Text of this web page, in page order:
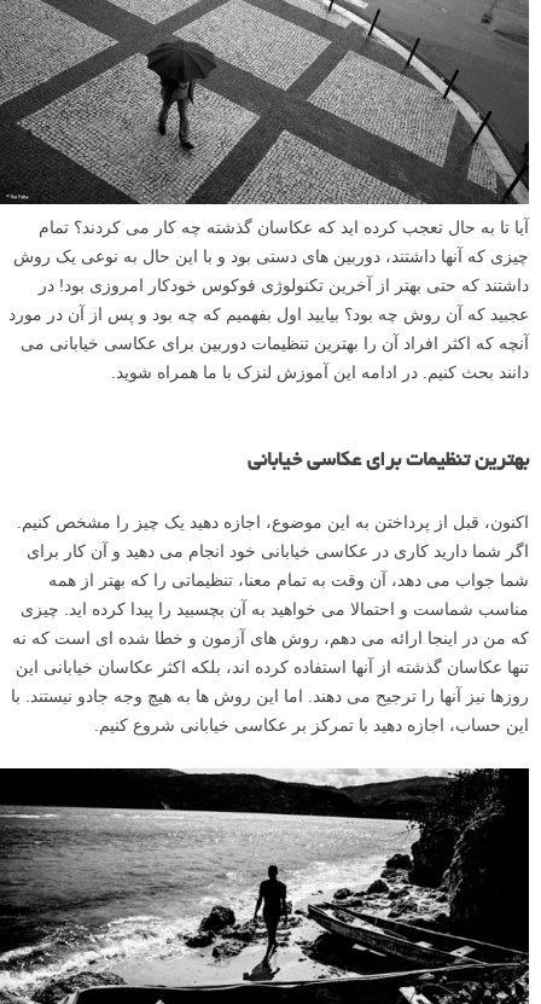
آیا تا به حال تعجب کرده اید که عکاسان گذشته چه کار می کردند؟ تمام
چیزی که آنها داشتند، دوربین های دستی بود و با این حال به نوعی یک روش
داشتند که حتی بهتر از آخرین تکنولوژی فوکوس خودکار امروزی بود! در
عجبید که آن روش چه بود؟ بیایید اول بفهمیم که چه بود و پس از آن در مورد
آنچه که اکثر افراد آن را بهترین تنظیمات دوربین برای عکاسی خیابانی می
دانند بحث کنیم. در ادامه این آموزش لنزک با ما همراه شوید.
بهترین تنظیمات برای عکاسی خیابانی
اکنون، قبل از پرداختن به این موضوع، اجازه دهید یک چیز را مشخص کنیم.
اگر شما دارید کاری در عکاسی خیابانی خود انجام می دهید و آن کار برای
شما جواب می دهد، آن وقت به تمام معنا، تنظیماتی را که بهتر از همه
مناسب شماست و احتمالا می خواهید به آن بچسبید را پیدا کرده اید. چیزی
که من در اینجا ارائه می دهم، روش های آزمون و خطا شده ای است که نه
تنها عکاسان گذشته از آنها استفاده کرده اند، بلکه اکثر عکاسان خیابانی این
روزها نیز آنها را ترجیح می دهند. اما این روش ها به هیچ وجه جادو نیستند. با
این حساب، اجازه دهید با تمرکز بر عکاسی خیابانی شروع کنیم.